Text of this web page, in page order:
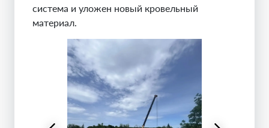
система и уложен новый кровельный
материал.